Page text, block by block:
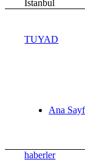
İstanbul
TUYAD
Ana
haberler